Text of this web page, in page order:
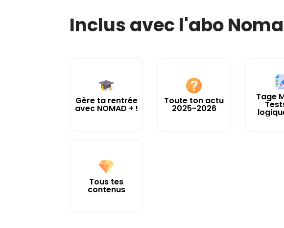
Inclus avec l'abo
Gère ta rentrée
avec NOMAD + !
Toute ton actu
2025-2026
Tage
Tous tes
contenus